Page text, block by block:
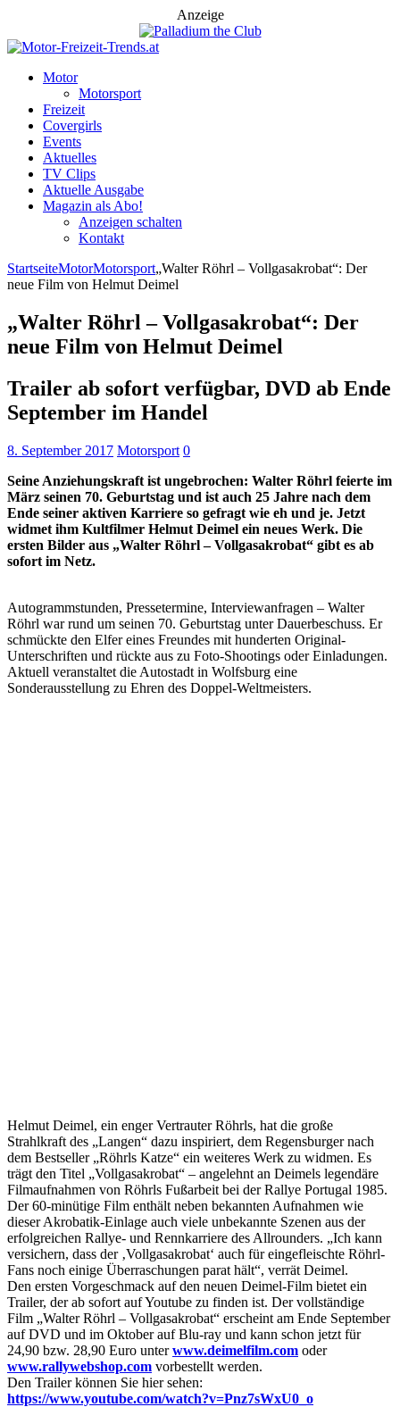
Anzeige
Motor
Motorsport
Freizeit
Covergirls
Events
Aktuelles
TV Clips
Aktuelle Ausgabe
Magazin als Abo!
Anzeigen schalten
Kontakt
StartseiteMotorMotorsport„Walter Röhrl – Vollgasakrobat“: Der
neue Film von Helmut Deimel
„Walter Röhrl – Vollgasakrobat“: Der
neue Film von Helmut Deimel
Trailer ab sofort verfügbar, DVD ab Ende
September im Handel
8. September 2017 Motorsport 0
Seine Anziehungskraft ist ungebrochen: Walter Röhrl feierte im
März seinen 70. Geburtstag und ist auch 25 Jahre nach dem
Ende seiner aktiven Karriere so gefragt wie eh und je. Jetzt
widmet ihm Kultfilmer Helmut Deimel ein neues Werk. Die
ersten Bilder aus „Walter Röhrl – Vollgasakrobat“ gibt es ab
sofort im Netz.
Autogrammstunden, Pressetermine, Interviewanfragen – Walter
Röhrl war rund um seinen 70. Geburtstag unter Dauerbeschuss. Er
schmückte den Elfer eines Freundes mit hunderten Original-
Unterschriften und rückte aus zu Foto-Shootings oder Einladungen.
Aktuell veranstaltet die Autostadt in Wolfsburg eine
Sonderausstellung zu Ehren des Doppel-Weltmeisters.
Helmut Deimel, ein enger Vertrauter Röhrls, hat die große
Strahlkraft des „Langen“ dazu inspiriert, dem Regensburger nach
dem Bestseller „Röhrls Katze“ ein weiteres Werk zu widmen. Es
trägt den Titel „Vollgasakrobat“ – angelehnt an Deimels legendäre
Filmaufnahmen von Röhrls Fußarbeit bei der Rallye Portugal 1985.
Der 60-minütige Film enthält neben bekannten Aufnahmen wie
dieser Akrobatik-Einlage auch viele unbekannte Szenen aus der
erfolgreichen Rallye- und Rennkarriere des Allrounders. „Ich kann
versichern, dass der ‚Vollgasakrobat‘ auch für eingefleischte Röhrl-
Fans noch einige Überraschungen parat hält“, verrät Deimel.
Den ersten Vorgeschmack auf den neuen Deimel-Film bietet ein
Trailer, der ab sofort auf Youtube zu finden ist. Der vollständige
Film „Walter Röhrl – Vollgasakrobat“ erscheint am Ende September
auf DVD und im Oktober auf Blu-ray und kann schon jetzt für
24,90 bzw. 28,90 Euro unterwww.deimelfilm.com oder
www.rallywebshop.com vorbestellt werden.
Den Trailer können Sie hier sehen:
https://www.youtube.com/watch?v=Pnz7sWxU0_o